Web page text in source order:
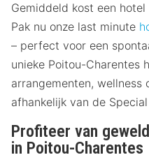
Gemiddeld kost een
Pak nu onze last minute
– perfect voor een
unieke Poitou-Charentes
arrangementen,
afhankelijk van de
Profiteer van
in Poitou-Charentes